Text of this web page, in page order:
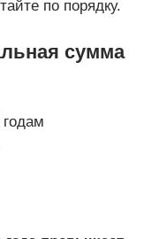
по порядку.
сумма